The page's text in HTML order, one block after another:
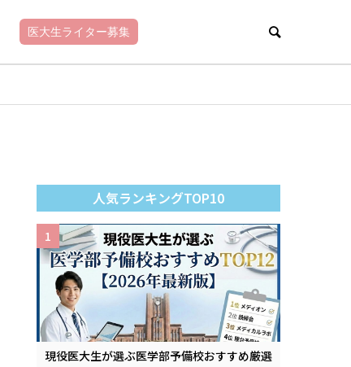
医大生ライター募集
人気ランキングTOP10
現役医大生が選ぶ医学部予備校おすすめ厳選
1